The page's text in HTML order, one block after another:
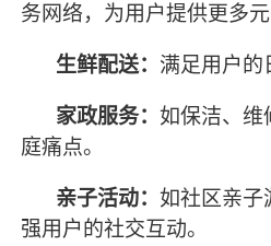
务网络，为用户提供更多
生鲜配送： 满足用户的
家政服务： 如保洁、维
庭痛点。
亲子活动： 如社区亲子
强用户的社交互动。